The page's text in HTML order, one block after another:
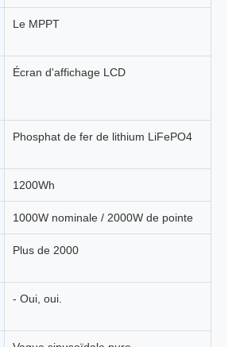
Le MPPT
Écran d'affichage LCD
Phosphat de fer de lithium LiFePO4
1200Wh
1000W nominale / 2000W de pointe
Plus de 2000
- Oui, oui.